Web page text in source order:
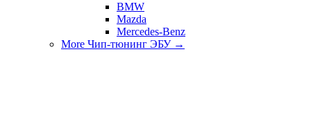
BMW
Mazda
Mercedes-Benz
More Чип-тюнинг ЭБУ →